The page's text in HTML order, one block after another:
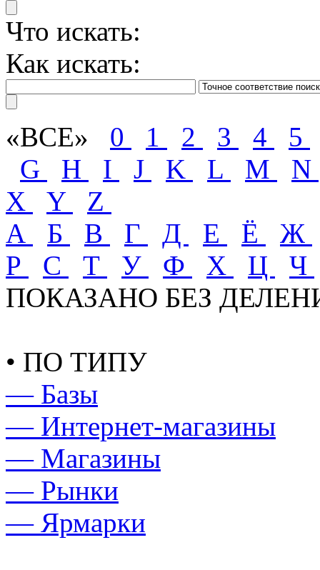
Что искать:
Как искать:
«ВСЕ» 0 1 2 3 4
5
G
H I J K L M
N
X
Y
Z
А
Б В Г Д Е Ё
Ж
Р
С Т У Ф Х Ц
Ч
ПОКАЗАНО БЕЗ
• ПО ТИПУ
— Базы
— Интернет-магазины
— Магазины
— Рынки
— Ярмарки